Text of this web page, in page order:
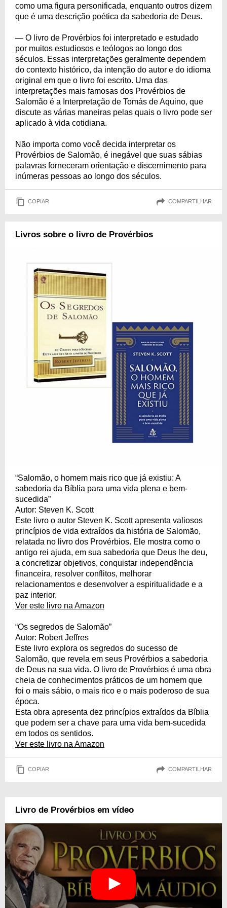
como uma figura personificada, enquanto outros dizem
que é uma descrição poética da sabedoria de Deus.
— O livro de Provérbios foi interpretado e estudado
por muitos estudiosos e teólogos ao longo dos
séculos. Essas interpretações geralmente dependem
do contexto histórico, da intenção do autor e do idioma
original em que o livro foi escrito. Uma das
interpretações mais famosas dos Provérbios de
Salomão é a Interpretação de Tomás de Aquino, que
discute as várias maneiras pelas quais o livro pode ser
aplicado à vida cotidiana.
Não importa como você decida interpretar os
Provérbios de Salomão, é inegável que suas sábias
palavras forneceram orientação e discernimento para
inúmeras pessoas ao longo dos séculos.
COPIAR COMPARTILHAR
Livros sobre o livro de Provérbios
“Salomão, o homem mais rico que já existiu: A
sabedoria da Bíblia para uma vida plena e bem-
sucedida”
Autor: Steven K. Scott
Este livro o autor Steven K. Scott apresenta valiosos
princípios de vida extraídos da história de Salomão,
relatada no livro dos Provérbios. Ele mostra como o
antigo rei ajuda, em sua sabedoria que Deus lhe deu,
a concretizar objetivos, conquistar independência
financeira, resolver conflitos, melhorar
relacionamentos e desenvolver a espiritualidade e a
paz interior.
Ver este livro na Amazon
“Os segredos de Salomão”
Autor: Robert Jeffres
Este livro explora os segredos do sucesso de
Salomão, que revela em seus Provérbios a sabedoria
de Deus na sua vida. O livro de Provérbios é uma obra
cheia de conhecimentos práticos de um homem que
foi o mais sábio, o mais rico e o mais poderoso de sua
época.
Esta obra apresenta dez princípios extraídos da Bíblia
que podem ser a chave para uma vida bem-sucedida
em todos os sentidos.
Ver este livro na Amazon
COPIAR COMPARTILHAR
Livro de Provérbios em vídeo